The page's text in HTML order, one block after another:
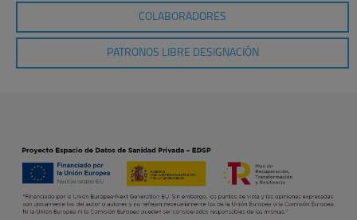
COLABORADORES
PATRONOS LIBRE DESIGNACIÓN